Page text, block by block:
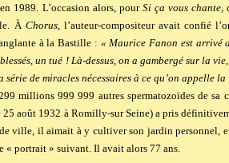
1989. L’occasion alors, pour Si ça vous chante
À Chorus , l’auteur-compositeur avait confié
à la Bastille : « Maurice Fanon est arrivé
un tué ! Là-dessus, on a gambergé sur la
série de miracles nécessaires à ce qu’on appelle
millions 999 999 autres spermatozoïdes de
25 août 1932 à Romilly-sur Seine) a pris
ville, il aimait à y cultiver son jardin personnel,
« portrait » suivant. Il avait alors 77 ans.